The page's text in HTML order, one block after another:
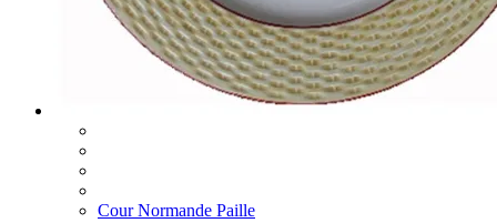
Cour Normande Paille